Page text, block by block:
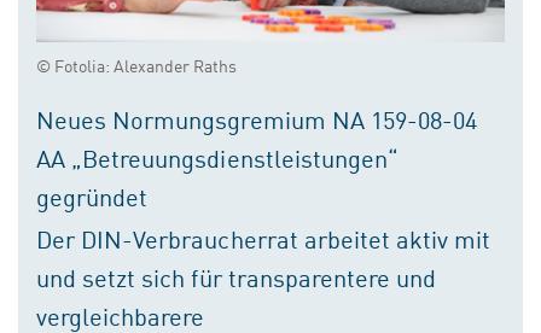
© Fotolia: Alexander Raths
Neues Normungsgremium NA 159-08-04
AA „Betreuungsdienstleistungen“
gegründet
Der DIN-Verbraucherrat arbeitet aktiv mit
und setzt sich für transparentere und
vergleichbarere